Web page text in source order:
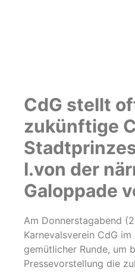
CdG stellt
zukünftige
I.von der
Galoppade
Am Donnerstagabend
Karnevalsverein CdG
gemütlicher Runde, um
Pressevorstellung die